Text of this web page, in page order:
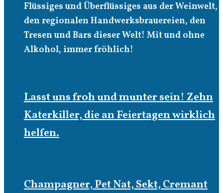
Flüssiges und Überflüssiges aus der Weinwelt,
den regionalen Handwerksbrauereien, den
Tresen und Bars dieser Welt! Mit und ohne
Alkohol, immer fröhlich!
Lasst uns froh und munter sein! Zehn
Katerkiller, die an Feiertagen wirklich
helfen.
Champagner, Pet Nat, Sekt, Cremant